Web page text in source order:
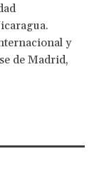
y
de Madrid,